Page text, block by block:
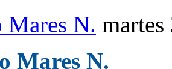
Mares N.
Mares N.